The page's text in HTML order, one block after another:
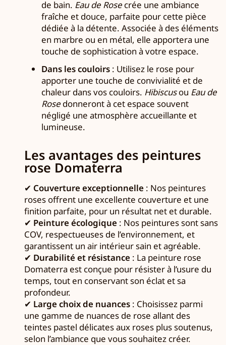
de bain. Eau de Rosecrée une ambiance
fraîche et douce, parfaite pour cette pièce
dédiée à la détente. Associée à des éléments
en marbre ou en métal, elle apportera une
touche de sophistication à votre espace.
Dans les couloirs: Utilisez le rose pour
apporter une touche de convivialité et de
chaleur dans vos couloirs. Hibiscusou Eau de
Rosedonneront à cet espace souvent
négligé une atmosphère accueillante et
lumineuse.
Les avantages des peintures
rose Domaterra
✔ Couverture exceptionnelle : Nos peintures
roses offrent une excellente couverture et une
finition parfaite, pour un résultat net et durable.
✔ Peinture écologique : Nos peintures sont sans
COV, respectueuses de l’environnement, et
garantissent un air intérieur sain et agréable.
✔ Durabilité et résistance : La peinture rose
Domaterra est conçue pour résister à l’usure du
temps, tout en conservant son éclat et sa
profondeur.
✔ Large choix de nuances : Choisissez parmi
une gamme de nuances de rose allant des
teintes pastel délicates aux roses plus soutenus,
selon l’ambiance que vous souhaitez créer.